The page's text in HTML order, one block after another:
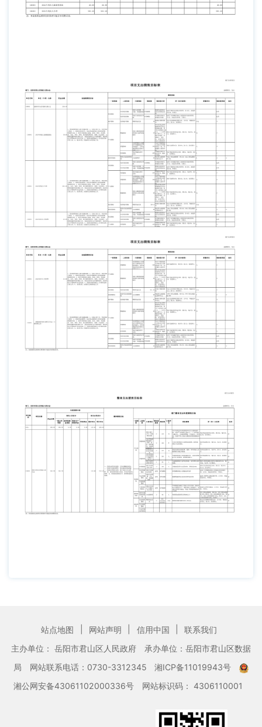
站点地图 网站声明 信用中国
联系我们
主办单位： 岳阳市君山区人民政府
承办单位：岳阳市君山区数据
局
网站联系电话：0730-3312345
湘ICP备11019943号
湘公网安备43061102000336号
网站标识码： 4306110001